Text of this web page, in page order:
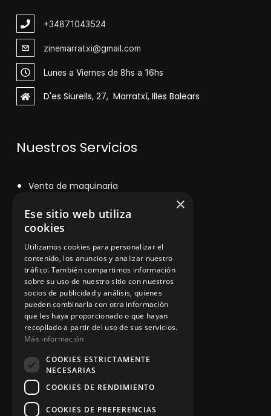
+34871043524
zinemarratxi@gmail.com
Lunes a Viernes de 8hs a 16hs
D'es Siurells, 27, Marratxí, Illes Balears
Nuestros Servicios
Venta de maquinaria
Asesoramiento personalizado
Instalación y reparación
Contacto
Información legal
Aviso legal
×
Ese sitio web utiliza
cookies
Utilizamos cookies para personalizar el
contenido, los anuncios y analizar nuestro
tráfico. También compartimos información
sobre su uso de nuestro sitio con nuestros
socios de publicidad y análisis, quienes
pueden combinarla con otra información
que les haya proporcionado o que hayan
recopilado a partir del uso de sus servicios.
Más información
COOKIES ESTRICTAMENTE
NECESARIAS
COOKIES DE RENDIMIENTO
COOKIES DE PREFERENCIAS